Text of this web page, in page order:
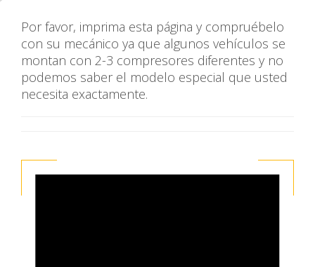
Por favor, imprima esta página y compruébelo
con su mecánico ya que algunos vehículos se
montan con 2-3 compresores diferentes y no
podemos saber el modelo especial que usted
necesita exactamente.